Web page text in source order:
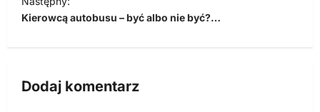
i
c
Kierowcą autobusu – być albo nie być?…
Dodaj komentarz